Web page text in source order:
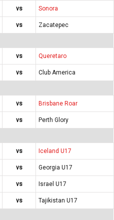
vs
Sonora
vs Zacatepec
vs
Queretaro
vs Club America
vs
Brisbane Roar
vs Perth Glory
vs
Iceland U17
vs
Georgia U17
vs
Israel U17
vs Tajikistan U17